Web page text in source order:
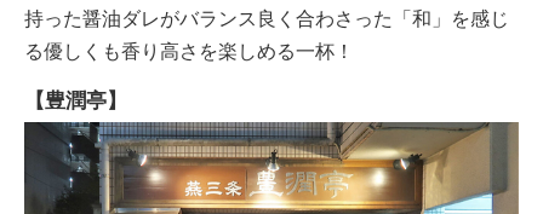
持った醤油ダレがバランス良く合わさった「和」を感じ
る優しくも香り高さを楽しめる一杯！
【豊潤亭】